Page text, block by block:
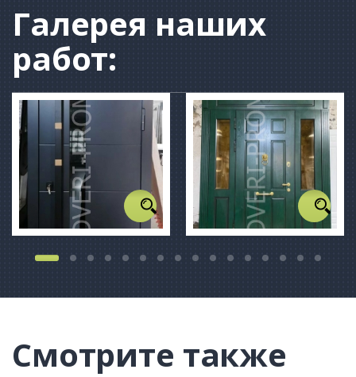
Галерея наших
работ:
Смотрите также